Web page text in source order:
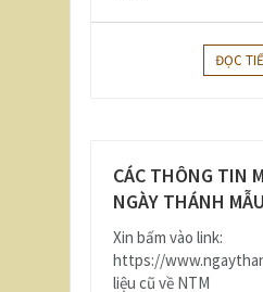
ĐỌC
CÁC THÔNG TIN
NGÀY THÁNH
Xin bấm vào link:
https://
liệu cũ về NTM